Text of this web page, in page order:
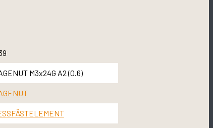
M3x24G A2 (0.6)